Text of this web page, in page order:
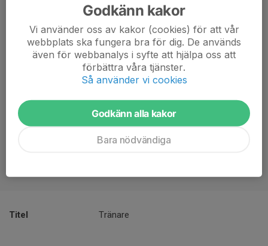
Titel Tränare
Godkänn kakor
Vi använder oss av kakor (cookies) för att vår
webbplats ska fungera bra för dig. De används
även för webbanalys i syfte att hjälpa oss att
förbättra våra tjänster.
Så använder vi cookies
Godkänn alla kakor
Bara nödvändiga